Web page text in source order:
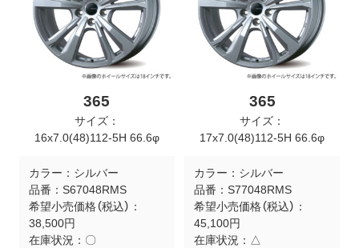
365
サイズ：
16x7.0(48)112-5H 66.6φ
カラー： シルバー
品番： S67048RMS
希望小売価格（税込）：
38,500円
在庫状況： 〇
365
サイズ：
17x7.0(48)112-5H 66.6φ
カラー： シルバー
品番： S77048RMS
希望小売価格（税込）：
45,100円
在庫状況： △